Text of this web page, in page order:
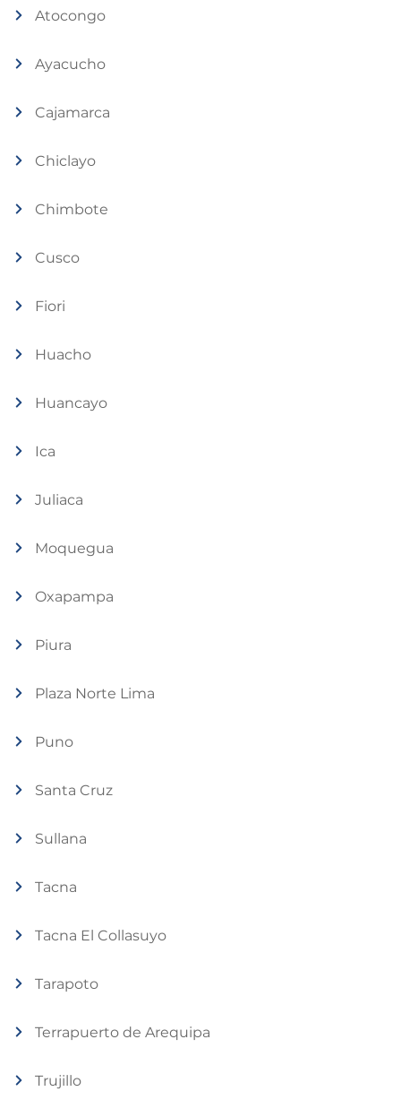
Atocongo
Ayacucho
Cajamarca
Chiclayo
Chimbote
Cusco
Fiori
Huacho
Huancayo
Ica
Juliaca
Moquegua
Oxapampa
Piura
Plaza Norte Lima
Puno
Santa Cruz
Sullana
Tacna
Tacna El Collasuyo
Tarapoto
Terrapuerto de Arequipa
Trujillo